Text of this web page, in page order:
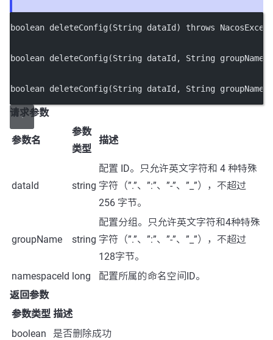
boolean deleteConfig(String dataId) throws
boolean deleteConfig(String dataId, String groupName)
boolean deleteConfig(String dataId, String groupName,
请求参数
参数名
参数
类型
描述
dataId string
配置 ID。只允许英文字符和 4 种特殊
字符（”.”、”:”、”-”、”_”），不超过
256 字节。
groupName string
配置分组。只允许英文字符和4种特殊
字符（”.”、”:”、”-”、”_”），不超过
128字节。
namespaceId long
配置所属的命名空间ID。
返回参数
参数类型 描述
boolean
是否删除成功